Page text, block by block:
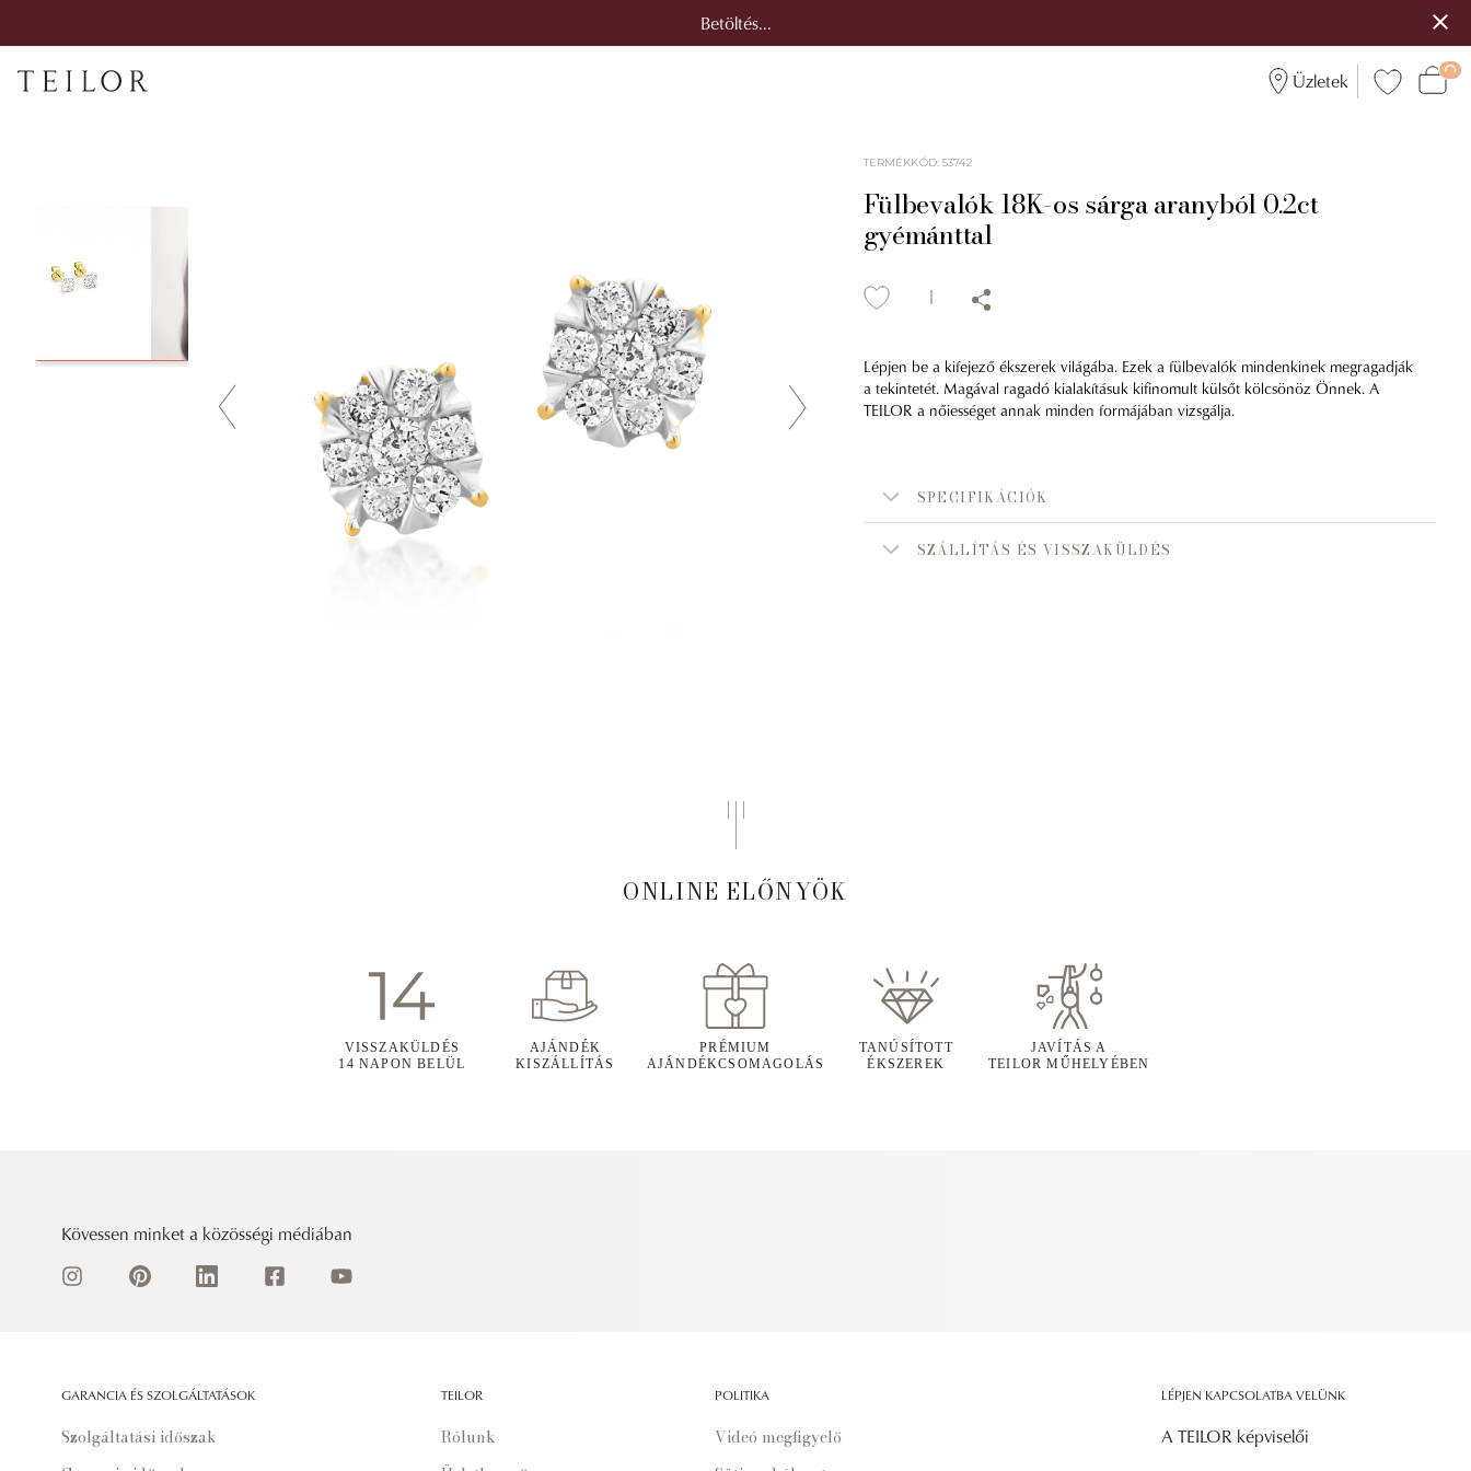
Betöltés...
Üzletek
TERMÉKKÓD:53742
Fülbevalók 18K-os sárga aranyból 0.2ct
gyémánttal
Lépjen be a kifejező ékszerek világába. Ezek a fülbevalók mindenkinek megragadják
a tekintetét. Magával ragadó kialakításuk kifinomult külsőt kölcsönöz Önnek. A
TEILOR a nőiességet annak minden formájában vizsgálja.
SPECIFIKÁCIÓK
SZÁLLÍTÁS ÉS VISSZAKÜLDÉS
ONLINE ELŐNYÖK
VISSZAKÜLDÉS
14 NAPON BELÜL
AJÁNDÉK
KISZÁLLÍTÁS
PRÉMIUM
AJÁNDÉKCSOMAGOLÁS
TANÚSÍTOTT
ÉKSZEREK
JAVÍTÁS A
TEILOR MŰHELYÉBEN
Kövessen minket a közösségi médiában
GARANCIA ÉS SZOLGÁLTATÁSOK
Szolgáltatási időszak
TEILOR
Rólunk
POLITIKA
Videó megfigyelő
LÉPJEN KAPCSOLATBA VELÜNK
A TEILOR képviselői